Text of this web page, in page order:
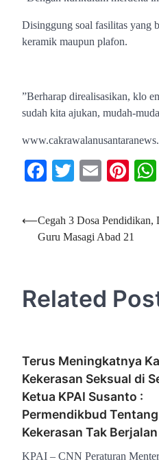
Disinggung soal fasilitas yang
keramik maupun plafon.
”Berharap direalisasikan, klo
sudah kita ajukan, mudah-
Facebook
TwitterEmail
Navigasi
pos
⟵Cegah 3 Dosa Pendidikan,
Guru Masagi Abad 21
Related
Terus Meningkatnya
Kekerasan Seksual di
Ketua KPAI Susanto :
Permendikbud Tentang
Kekerasan Tak
KPAI – CNN Peraturan